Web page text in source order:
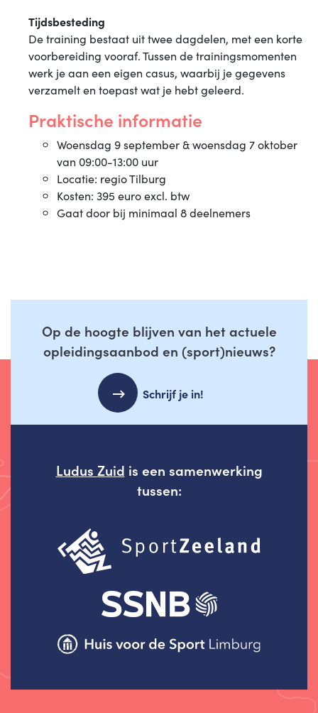
Tijdsbesteding
De training bestaat uit twee dagdelen, met een korte
voorbereiding vooraf. Tussen de trainingsmomenten
werk je aan een eigen casus, waarbij je gegevens
verzamelt en toepast wat je hebt geleerd.
Praktische informatie
Woensdag 9 september & woensdag 7 oktober
van 09:00-13:00 uur
Locatie: regio Tilburg
Kosten: 395 euro excl. btw
Gaat door bij minimaal 8 deelnemers
Op de hoogte blijven van het actuele
opleidingsaanbod en (sport)nieuws?
Schrijf je in!
Ludus Zuid is een samenwerking
tussen: